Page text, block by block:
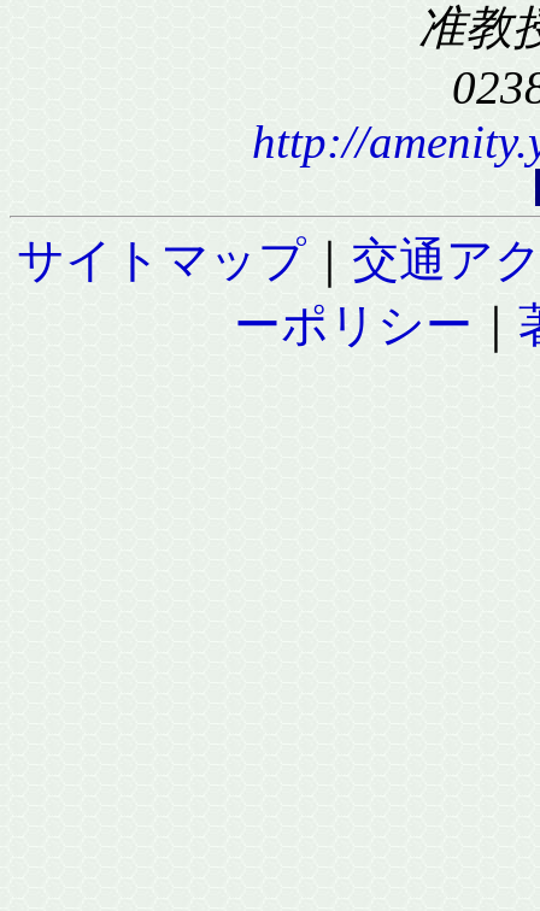
准教
http://
サイトマップ
交通ア
ーポリシー